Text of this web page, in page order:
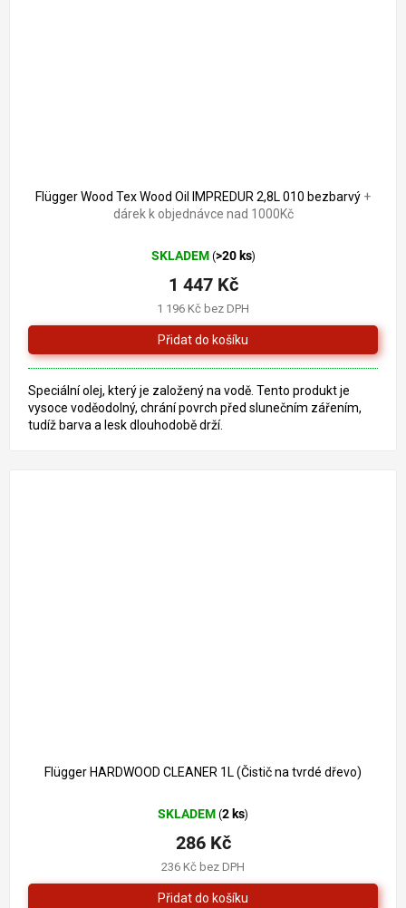
Flügger Wood Tex Wood Oil IMPREDUR 2,8L 010 bezbarvý +
dárek k objednávce nad 1000Kč
SKLADEM (>20 ks)
1 196 Kč bez DPH
1 447 Kč
Speciální olej, který je založený na vodě. Tento produkt je
vysoce voděodolný, chrání povrch před slunečním zářením,
tudíž barva a lesk dlouhodobě drží.
Flügger HARDWOOD CLEANER 1L (Čistič na tvrdé dřevo)
SKLADEM (2 ks)
236 Kč bez DPH
286 Kč